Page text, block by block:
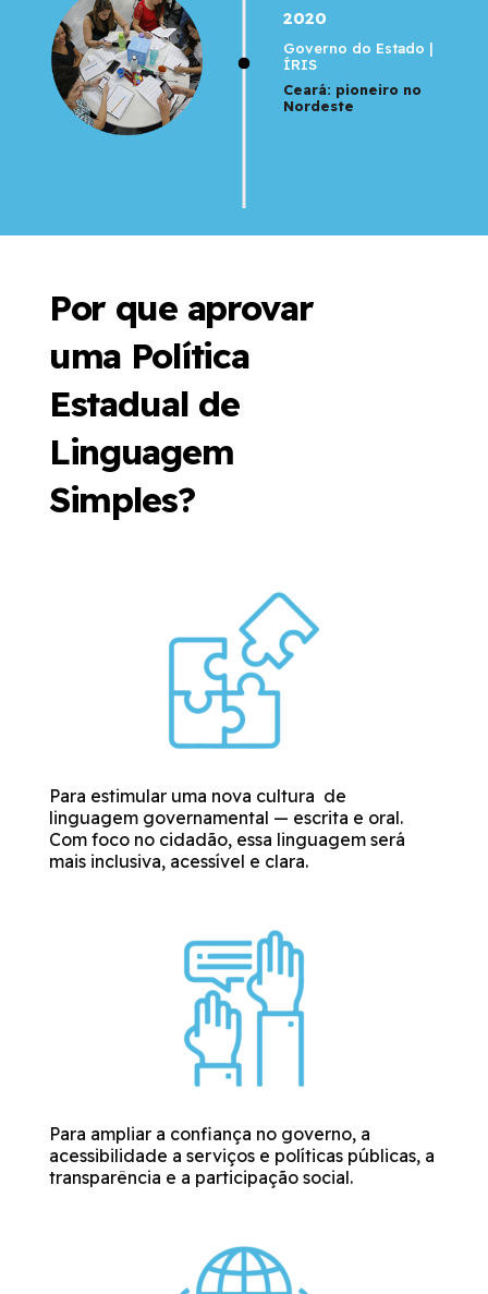
2020
Ceará: pioneiro no
Nordeste
Governo do Estado |
ÍRIS
Por que aprovar
uma Política
Estadual de
Linguagem
Simples?
Para estimular uma nova cultura de
linguagem governamental — escrita e oral.
Com foco no cidadão, essa linguagem será
mais inclusiva, acessível e clara.
Para ampliar a confiança no governo, a
acessibilidade a serviços e políticas públicas, a
transparência e a participação social.